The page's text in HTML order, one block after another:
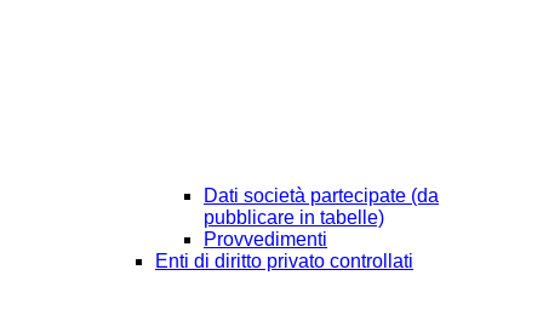
Dati società partecipate (da
pubblicare in tabelle)
Provvedimenti
Enti di diritto privato controllati